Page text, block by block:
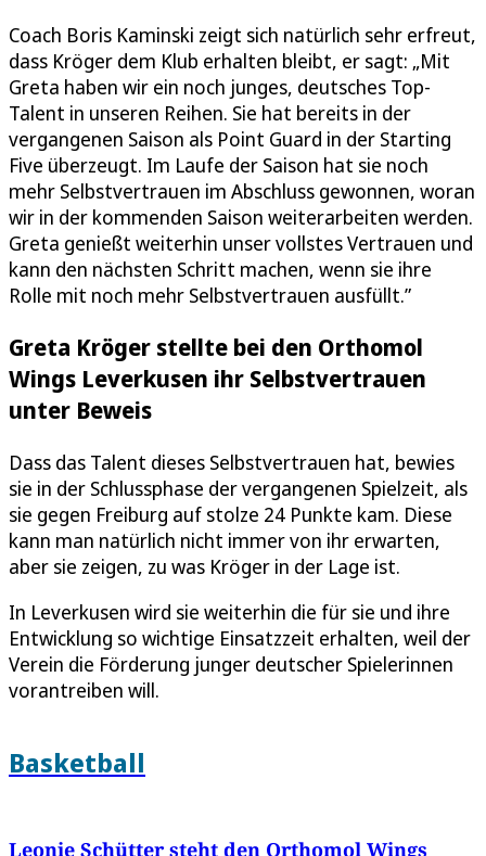
Coach Boris Kaminski zeigt sich natürlich sehr erfreut,
dass Kröger dem Klub erhalten bleibt, er sagt: „Mit
Greta haben wir ein noch junges, deutsches Top-
Talent in unseren Reihen. Sie hat bereits in der
vergangenen Saison als Point Guard in der Starting
Five überzeugt. Im Laufe der Saison hat sie noch
mehr Selbstvertrauen im Abschluss gewonnen, woran
wir in der kommenden Saison weiterarbeiten werden.
Greta genießt weiterhin unser vollstes Vertrauen und
kann den nächsten Schritt machen, wenn sie ihre
Rolle mit noch mehr Selbstvertrauen ausfüllt.”
Greta Kröger stellte bei den Orthomol
Wings Leverkusen ihr Selbstvertrauen
unter Beweis
Dass das Talent dieses Selbstvertrauen hat, bewies
sie in der Schlussphase der vergangenen Spielzeit, als
sie gegen Freiburg auf stolze 24 Punkte kam. Diese
kann man natürlich nicht immer von ihr erwarten,
aber sie zeigen, zu was Kröger in der Lage ist.
In Leverkusen wird sie weiterhin die für sie und ihre
Entwicklung so wichtige Einsatzzeit erhalten, weil der
Verein die Förderung junger deutscher Spielerinnen
vorantreiben will.
Basketball
Leonie Schütter steht den Orthomol Wings